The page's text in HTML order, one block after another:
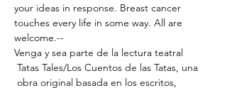
your ideas in response. Breast cancer
touches every life in some way. All are
welcome.--
Venga y sea parte de la lectura teatral
Tatas Tales/Los Cuentos de las Tatas, una
obra original basada en los escritos,